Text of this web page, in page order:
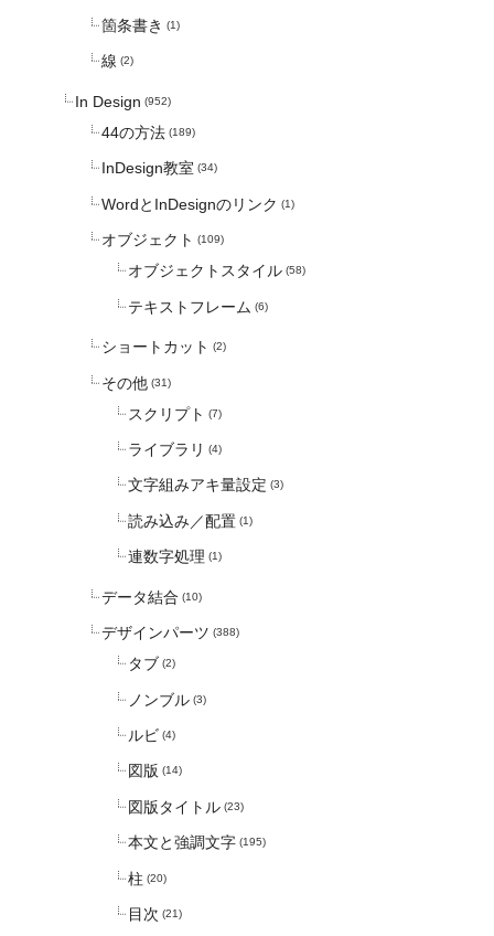
箇条書き (1)
線 (2)
In Design (952)
44の方法 (189)
InDesign教室 (34)
WordとInDesignのリンク (1)
オブジェクト (109)
オブジェクトスタイル (58)
テキストフレーム (6)
ショートカット (2)
その他 (31)
スクリプト (7)
ライブラリ (4)
文字組みアキ量設定 (3)
読み込み／配置 (1)
連数字処理 (1)
データ結合 (10)
デザインパーツ (388)
タブ (2)
ノンブル (3)
ルビ (4)
図版 (14)
図版タイトル (23)
本文と強調文字 (195)
柱 (20)
目次 (21)